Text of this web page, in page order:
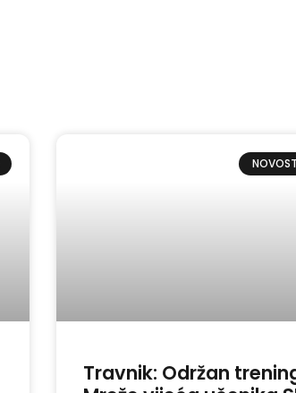
Travnik: Održan